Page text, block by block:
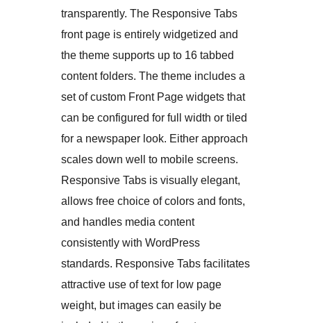
transparently. The Responsive Tabs
front page is entirely widgetized and
the theme supports up to 16 tabbed
content folders. The theme includes a
set of custom Front Page widgets that
can be configured for full width or tiled
for a newspaper look. Either approach
scales down well to mobile screens.
Responsive Tabs is visually elegant,
allows free choice of colors and fonts,
and handles media content
consistently with WordPress
standards. Responsive Tabs facilitates
attractive use of text for low page
weight, but images can easily be